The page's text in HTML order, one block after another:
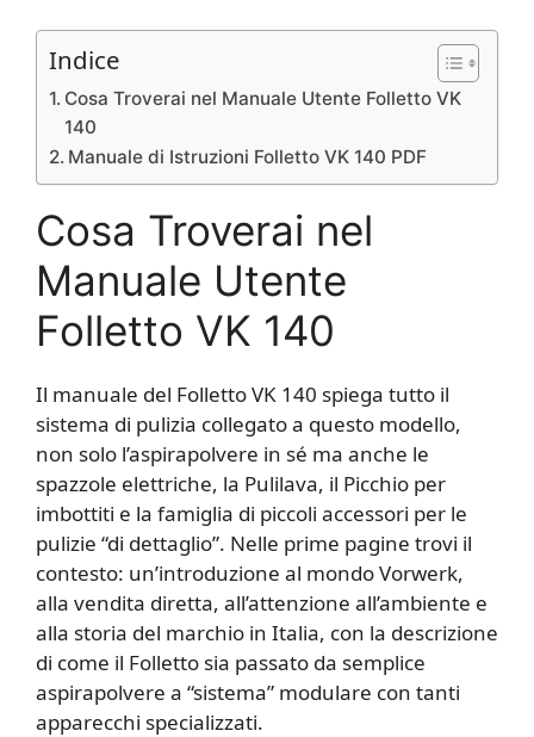
Indice
Cosa Troverai nel Manuale Utente Folletto VK
140
Manuale di Istruzioni Folletto VK 140 PDF
Cosa Troverai nel
Manuale Utente
Folletto VK 140
Il manuale del Folletto VK 140 spiega tutto il
sistema di pulizia collegato a questo modello,
non solo l’aspirapolvere in sé ma anche le
spazzole elettriche, la Pulilava, il Picchio per
imbottiti e la famiglia di piccoli accessori per le
pulizie “di dettaglio”. Nelle prime pagine trovi il
contesto: un’introduzione al mondo Vorwerk,
alla vendita diretta, all’attenzione all’ambiente e
alla storia del marchio in Italia, con la descrizione
di come il Folletto sia passato da semplice
aspirapolvere a “sistema” modulare con tanti
apparecchi specializzati.